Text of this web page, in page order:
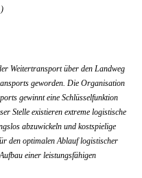
Weitertransport über den Landweg
geworden. Die Organisation
gewinnt eine Schlüsselfunktion
Stelle existieren extreme logistische
abzuwickeln und kostspielige
den optimalen Ablauf logistischer
einer leistungsfähigen